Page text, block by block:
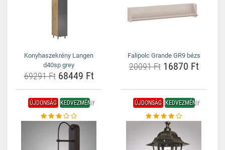
Konyhaszekrény Langen
d40sp grey
69291 Ft68449 Ft
Falipolc Grande GR9 bézs
20091 Ft16870 Ft
ÚJDONSÁG KEDVEZMÉNY ÚJDONSÁG KEDVEZMÉNY